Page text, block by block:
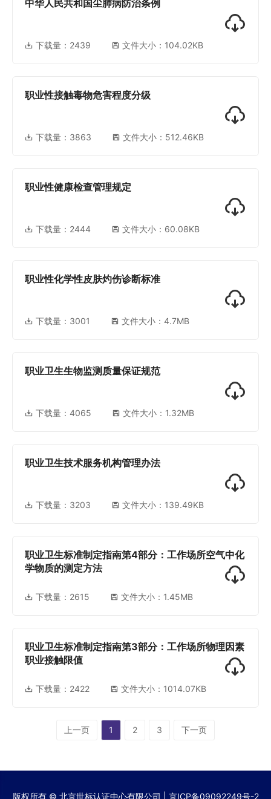
中华人民共和国尘肺病防治条例
下载量： 2439 文件大小：104.02KB
职业性接触毒物危害程度分级
下载量： 3863 文件大小：512.46KB
职业性健康检查管理规定
下载量： 2444 文件大小：60.08KB
职业性化学性皮肤灼伤诊断标准
下载量： 3001 文件大小：4.7MB
职业卫生生物监测质量保证规范
下载量： 4065 文件大小：1.32MB
职业卫生技术服务机构管理办法
下载量： 3203 文件大小：139.49KB
职业卫生标准制定指南第4部分：工作场所空气中化
学物质的测定方法
下载量： 2615 文件大小：1.45MB
职业卫生标准制定指南第3部分：工作场所物理因素
职业接触限值
下载量： 2422 文件大小：1014.07KB
上一页 1 2 3 下一页
版权所有 © 北京世标认证中心有限公司 | 京ICP备09092249号-2